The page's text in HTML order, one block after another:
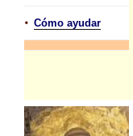
• Cómo ayudar